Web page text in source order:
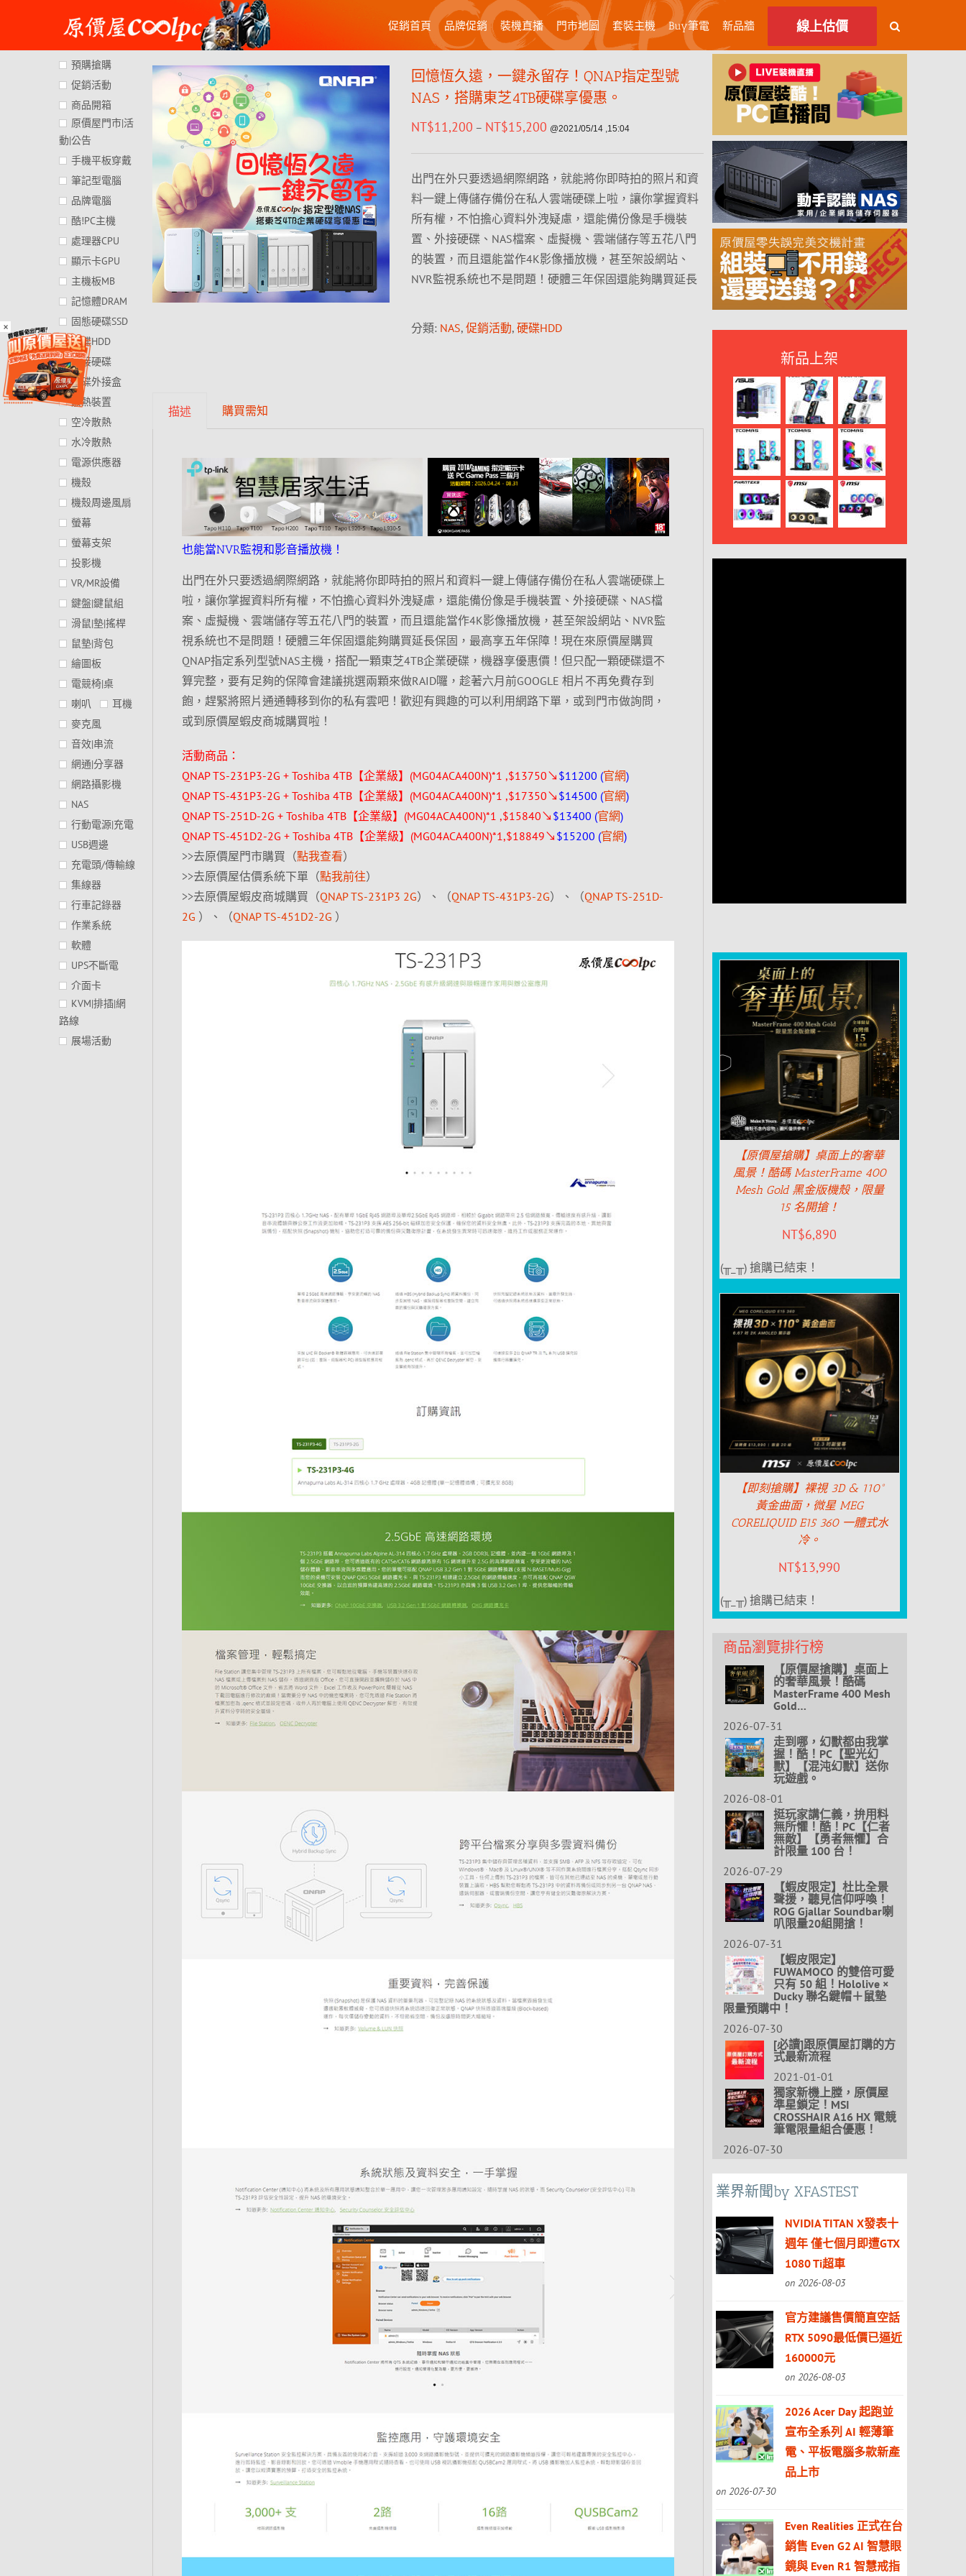
×
content
促銷首頁 品牌促銷 裝機直播 門市地圖 套裝主機 Buy筆電 新品牆 線上估價
回憶恆久遠，一鍵永留存！QNAP指定型號
NAS，搭購東芝4TB硬碟享優惠。
NT$11,200 – NT$15,200 @2021/05/14 ,15:04
出門在外只要透過網際網路，就能將你即時拍的照片和資
料一鍵上傳儲存備份在私人雲端硬碟上啦，讓你掌握資料
所有權，不怕擔心資料外洩疑慮，還能備份像是手機裝
置、外接硬碟、NAS檔案、虛擬機、雲端儲存等五花八門
的裝置，而且還能當作4K影像播放機，甚至架設網站、
NVR監視系統也不是問題！硬體三年保固還能夠購買延長
分類: NAS, 促銷活動, 硬碟HDD
描述 購買需知
也能當NVR監視和影音播放機！
出門在外只要透過網際網路，就能將你即時拍的照片和資料一鍵上傳儲存備份在私人雲端硬碟上
啦，讓你掌握資料所有權，不怕擔心資料外洩疑慮，還能備份像是手機裝置、外接硬碟、NAS檔
案、虛擬機、雲端儲存等五花八門的裝置，而且還能當作4K影像播放機，甚至架設網站、NVR監
視系統也不是問題！硬體三年保固還能夠購買延長保固，最高享五年保障！現在來原價屋購買
QNAP指定系列型號NAS主機，搭配一顆東芝4TB企業硬碟，機器享優惠價！但只配一顆硬碟還不
算完整，要有足夠的保障會建議挑選兩顆來做RAID囉，趁著六月前GOOGLE 相片不再免費存到
飽，趕緊將照片通通轉移到你的私有雲吧！歡迎有興趣的可以利用網路下單，或到門市做詢問，
或到原價屋蝦皮商城購買啦！
活動商品：
QNAP TS-231P3-2G + Toshiba 4TB【企業級】(MG04ACA400N)*1 ,$13750↘$11200 (官網)
QNAP TS-431P3-2G + Toshiba 4TB【企業級】(MG04ACA400N)*1 ,$17350↘$14500 (官網)
QNAP TS-251D-2G + Toshiba 4TB【企業級】(MG04ACA400N)*1 ,$15840↘$13400 (官網)
QNAP TS-451D2-2G + Toshiba 4TB【企業級】(MG04ACA400N)*1,$18849↘$15200 (官網)
>>去原價屋門市購買（點我查看）
>>去原價屋估價系統下單（點我前往）
>>去原價屋蝦皮商城購買（QNAP TS-231P3 2G）、（QNAP TS-431P3-2G）、（QNAP TS-251D-
2G ）、（QNAP TS-451D2-2G ）
預購搶購
促銷活動
商品開箱
原價屋門市|活
動|公告
手機平板穿戴
筆記型電腦
品牌電腦
酷!PC主機
處理器CPU
顯示卡GPU
主機板MB
記憶體DRAM
固態硬碟SSD
硬碟HDD
外接硬碟
硬碟外接盒
散熱裝置
空冷散熱
水冷散熱
電源供應器
機殼
機殼周邊風扇
螢幕
螢幕支架
投影機
VR/MR設備
鍵盤|鍵鼠組
滑鼠|墊|搖桿
鼠墊|背包
繪圖板
電競椅|桌
喇叭
耳機
麥克風
音效|串流
網通|分享器
網路攝影機
NAS
行動電源|充電
USB週邊
充電頭/傳輸線
集線器
行車記錄器
作業系統
軟體
UPS不斷電
介面卡
KVM|排插|網
路線
展場活動
新品上架
【原價屋搶購】桌面上的奢華
風景！酷碼 MasterFrame 400
Mesh Gold 黑金版機殼，限量
15 名開搶！
NT$6,890
(╥_╥) 搶購已結束！
【即刻搶購】裸視 3D & 110°
黃金曲面，微星 MEG
CORELIQUID E15 360 一體式水
冷。
NT$13,990
(╥_╥) 搶購已結束！
商品瀏覽排行榜
【原價屋搶購】桌面上
的奢華風景！酷碼
MasterFrame 400 Mesh
Gold…
2026-07-31
走到哪，幻獸都由我掌
握！酷！PC【聖光幻
獸】【混沌幻獸】送你
玩遊戲。
2026-08-01
挺玩家講仁義，拚用料
無所懼！酷！PC【仁者
無敵】【勇者無懼】合
計限量 100 台！
2026-07-29
【蝦皮限定】杜比全景
聲援，聽見信仰呼喚！
ROG Gjallar Soundbar喇
叭限量20組開搶！
2026-07-31
【蝦皮限定】
FUWAMOCO 的雙倍可愛
只有 50 組！Hololive ×
Ducky 聯名鍵帽＋鼠墊
限量預購中！
2026-07-30
[必讀]跟原價屋訂購的方
式最新流程
2021-01-01
獨家新機上膛，原價屋
準星鎖定！MSI
CROSSHAIR A16 HX 電競
筆電限量組合優惠！
2026-07-30
業界新聞by XFASTEST
NVIDIA TITAN X發表十
週年 僅七個月即遭GTX
1080 Ti超車
on 2026-08-03
官方建議售價簡直空話
RTX 5090最低價已逼近
160000元
on 2026-08-03
2026 Acer Day 起跑並
宣布全系列 AI 輕薄筆
電、平板電腦多款新產
品上市
on 2026-07-30
Even Realities 正式在台
銷售 Even G2 AI 智慧眼
鏡與 Even R1 智慧戒指